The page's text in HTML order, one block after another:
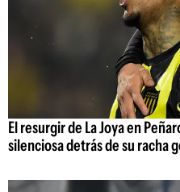
El resurgir de La Joya en
silenciosa detrás de su racha